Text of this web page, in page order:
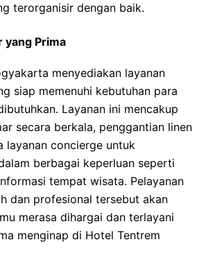
terorganisir dengan baik.
yang Prima
menyediakan layanan
siap memenuhi kebutuhan para
Layanan ini mencakup
secara berkala, penggantian linen
layanan concierge untuk
berbagai keperluan seperti
tempat wisata. Pelayanan
dan profesional tersebut akan
merasa dihargai dan terlayani
menginap di Hotel Tentrem